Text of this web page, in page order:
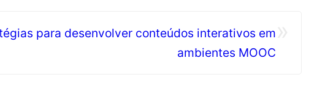
para desenvolver conteúdos interativos em
ambientes MOOC